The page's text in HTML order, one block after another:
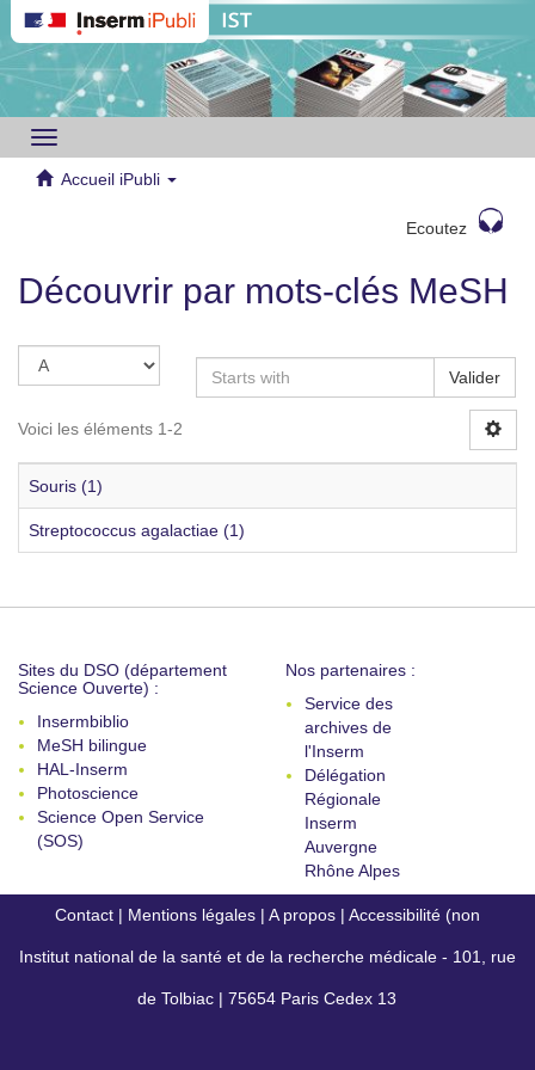
Toggle
navigation
Accueil iPubli
Ecoutez
Découvrir par mots-clés MeSH
Valider
Voici les éléments 1-2
Souris (1)
Streptococcus agalactiae (1)
Sites du DSO (département
Science Ouverte) :
Insermbiblio
MeSH bilingue
HAL-Inserm
Photoscience
Science Open Service
(SOS)
Nos partenaires :
Service des
archives de
l'Inserm
Délégation
Régionale
Inserm
Auvergne
Rhône Alpes
Contact | Mentions légales | A propos | Accessibilité (non
conforme)
Institut national de la santé et de la recherche médicale - 101, rue
de Tolbiac | 75654 Paris Cedex 13